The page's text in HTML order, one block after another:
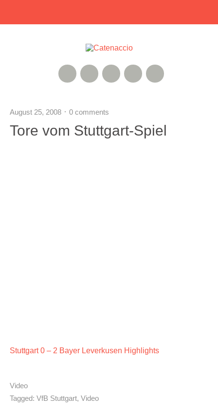
Twitter
Google+
Instagram
Xing
RSS Feed
August 25, 2008 0 comments
Tore vom Stuttgart-Spiel
Stuttgart 0 – 2 Bayer Leverkusen Highlights
Video
Tagged: VfB Stuttgart, Video